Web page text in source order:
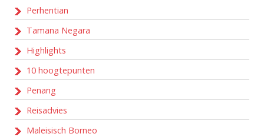
Perhentian
Tamana Negara
Highlights
10 hoogtepunten
Penang
Reisadvies
Maleisisch Borneo